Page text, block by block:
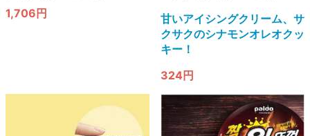
1,706円
甘いアイシングクリーム、サ
クサクのシナモンオレオクッ
キー​！
324円